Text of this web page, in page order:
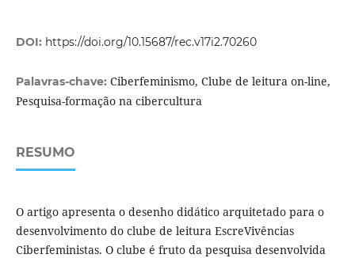
DOI: https://doi.org/10.15687/rec.v17i2.70260
Palavras-chave: Ciberfeminismo, Clube de leitura on-line,
Pesquisa-formação na cibercultura
RESUMO
O artigo apresenta o desenho didático arquitetado para o
desenvolvimento do clube de leitura EscreVivências
Ciberfeministas. O clube é fruto da pesquisa desenvolvida